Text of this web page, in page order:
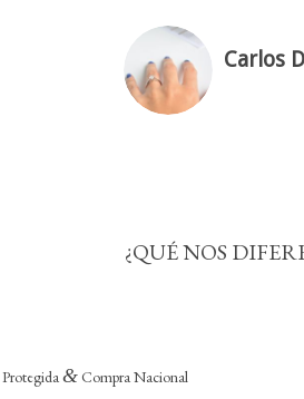
Carlos
¿QUÉ NOS
&Compra Nacional